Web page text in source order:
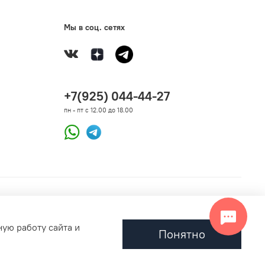
Мы в соц. сетях
+7(925) 044-44-27
пн - пт с 12.00 до 18.00
работу сайта и
Понятно